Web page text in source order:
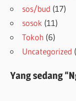
sos/bud (17)
sosok (11)
Tokoh (6)
Uncategorized
Yang sedang